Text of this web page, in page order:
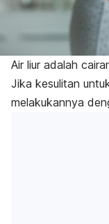
Air liur adalah
Jika kesulitan
melakukannya